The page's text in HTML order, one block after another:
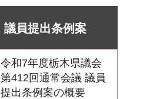
議員提出条例案
令和7年度栃木県議会
第412回通常会議 議員
提出条例案の概要